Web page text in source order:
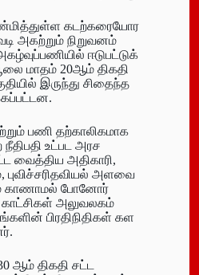
கடற்கரையோர
அகற்றும் நிறுவனம்
ஈடுபட்டுக்
மாதம் 20ஆம் திகதி
இருந்து சிதைந்த
பணி தற்காலிகமாக
நீதிபதி உட்பட அரச
வைத்திய அதிகாரி,
அளவை
காணாமல் போனோர்
அலுவலகம்
பிரதிநிதிகள் கள
ஆம் திகதி சட்ட